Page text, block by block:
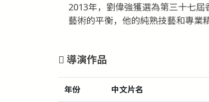
2013年，劉偉強獲選為第三十七
藝術的平衡，他的純熟技藝和專業
導演作品
年份 中文片名